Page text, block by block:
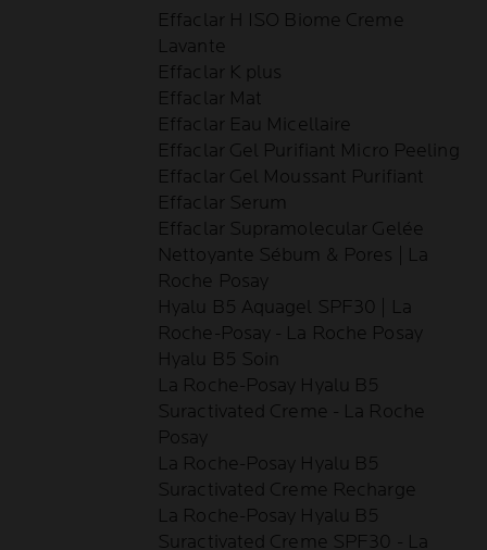
Effaclar H ISO Biome Creme
Lavante
Effaclar K plus
Effaclar Mat
Effaclar Eau Micellaire
Effaclar Gel Purifiant Micro Peeling
Effaclar Gel Moussant Purifiant
Effaclar Serum
Effaclar Supramolecular Gelée
Nettoyante Sébum & Pores | La
Roche Posay
Hyalu B5 Aquagel SPF30 | La
Roche-Posay - La Roche Posay
Hyalu B5 Soin
La Roche-Posay Hyalu B5
Suractivated Creme - La Roche
Posay
La Roche-Posay Hyalu B5
Suractivated Creme Recharge
La Roche-Posay Hyalu B5
Suractivated Creme SPF30 - La